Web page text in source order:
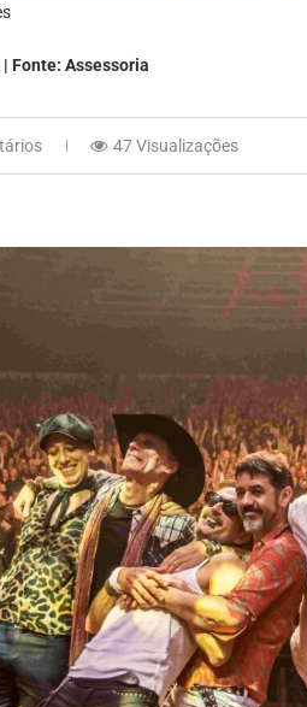
Fonte: Assessoria
47 Visualizações